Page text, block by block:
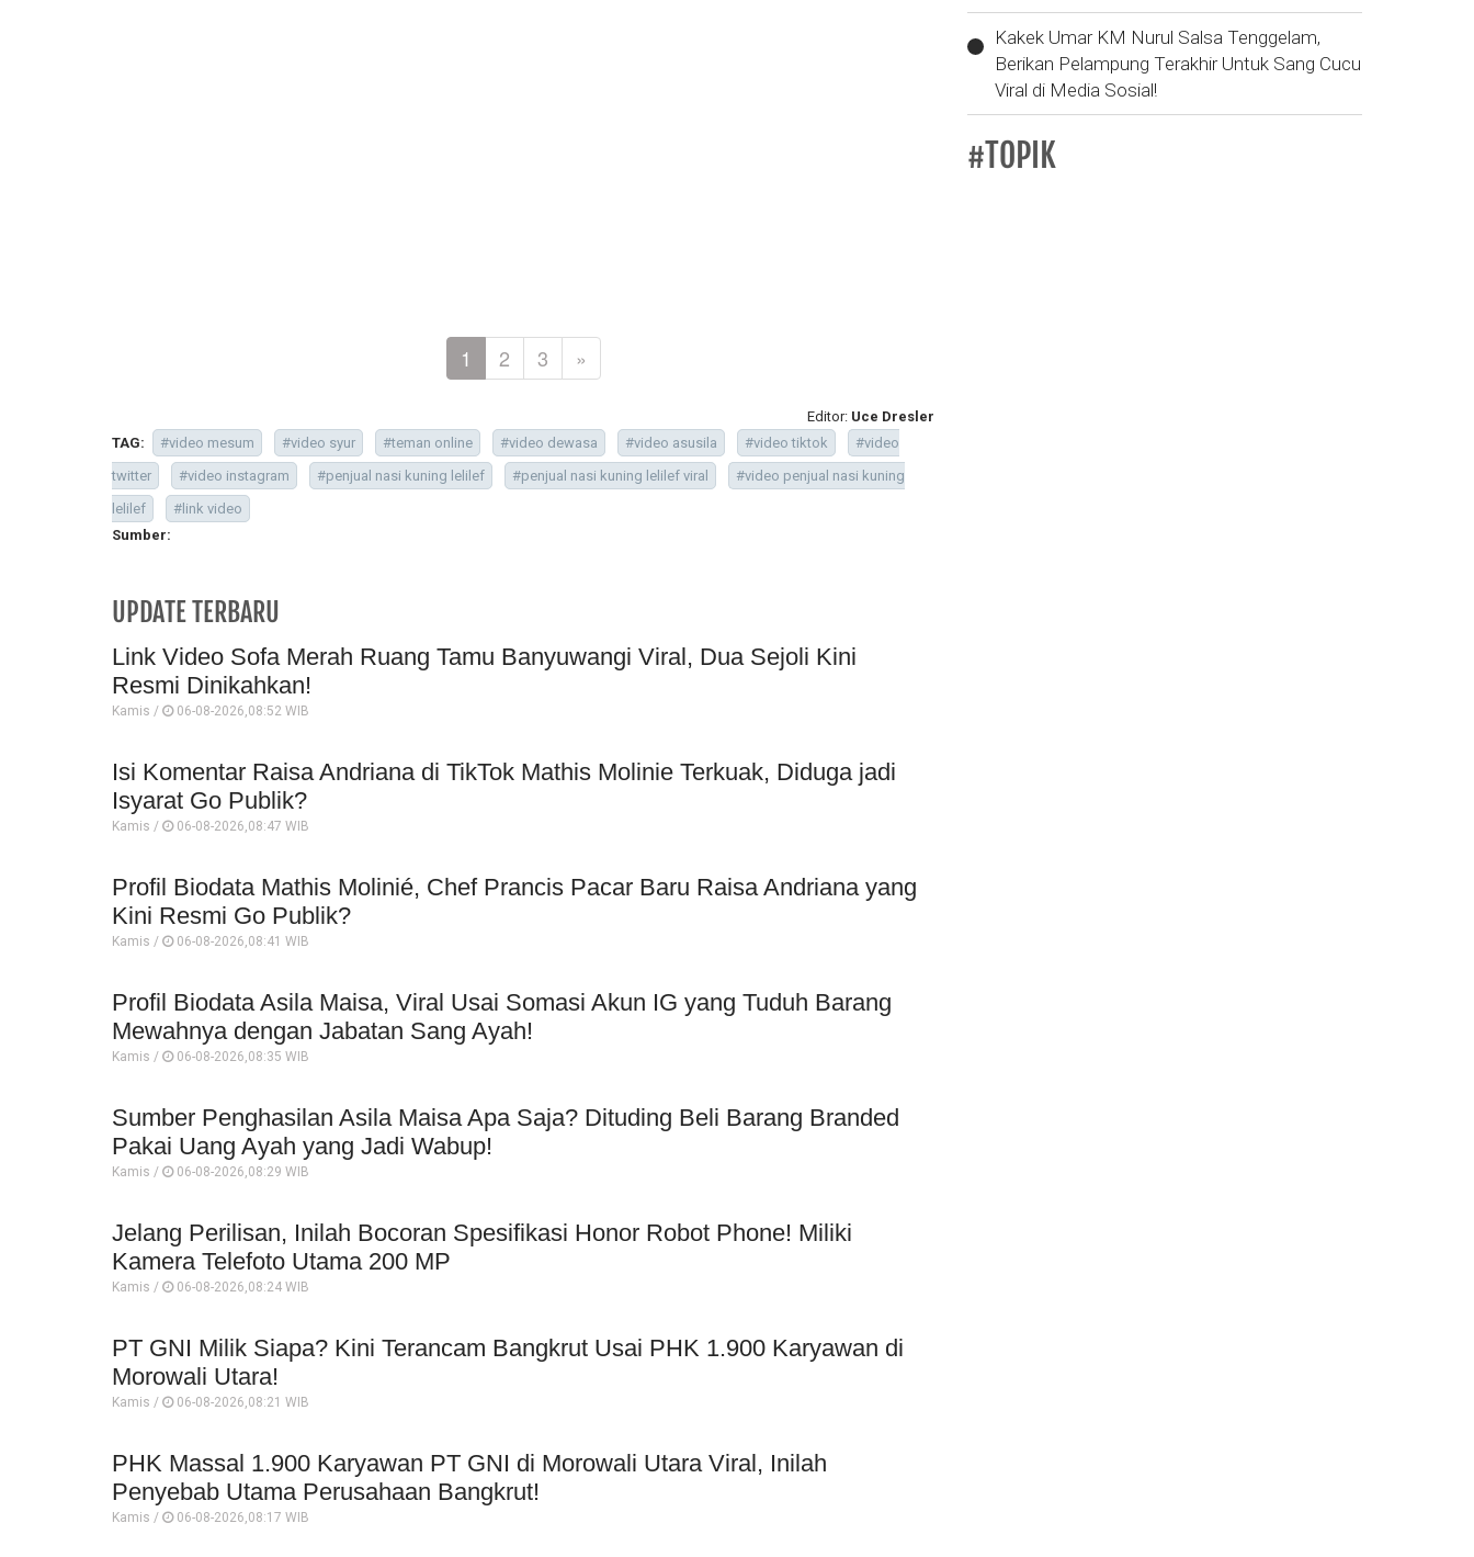
1 2 3 »
Editor: Uce Dresler
TAG:
#video mesum #video syur #teman online #video dewasa #video asusila #video tiktok
#video
twitter
#video instagram #penjual nasi kuning lelilef #penjual nasi kuning lelilef viral
#video penjual nasi kuning
lelilef
#link video
Sumber:
UPDATE TERBARU
Link Video Sofa Merah Ruang Tamu Banyuwangi Viral, Dua Sejoli Kini
Resmi Dinikahkan!
Kamis / 06-08-2026,08:52 WIB
Isi Komentar Raisa Andriana di TikTok Mathis Molinie Terkuak, Diduga jadi
Isyarat Go Publik?
Kamis / 06-08-2026,08:47 WIB
Profil Biodata Mathis Molinié, Chef Prancis Pacar Baru Raisa Andriana yang
Kini Resmi Go Publik?
Kamis / 06-08-2026,08:41 WIB
Profil Biodata Asila Maisa, Viral Usai Somasi Akun IG yang Tuduh Barang
Mewahnya dengan Jabatan Sang Ayah!
Kamis / 06-08-2026,08:35 WIB
Sumber Penghasilan Asila Maisa Apa Saja? Dituding Beli Barang Branded
Pakai Uang Ayah yang Jadi Wabup!
Kamis / 06-08-2026,08:29 WIB
Jelang Perilisan, Inilah Bocoran Spesifikasi Honor Robot Phone! Miliki
Kamera Telefoto Utama 200 MP
Kamis / 06-08-2026,08:24 WIB
PT GNI Milik Siapa? Kini Terancam Bangkrut Usai PHK 1.900 Karyawan di
Morowali Utara!
Kamis / 06-08-2026,08:21 WIB
PHK Massal 1.900 Karyawan PT GNI di Morowali Utara Viral, Inilah
Penyebab Utama Perusahaan Bangkrut!
Kamis / 06-08-2026,08:17 WIB
Kakek Umar KM Nurul Salsa Tenggelam,
Berikan Pelampung Terakhir Untuk Sang Cucu
Viral di Media Sosial!
#TOPIK